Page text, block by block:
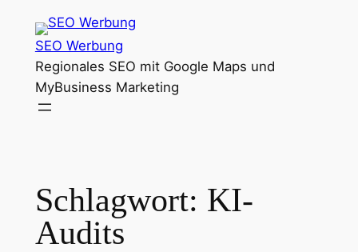
Inhalt
springen
SEO Werbung
Regionales SEO mit Google Maps und
MyBusiness Marketing
Schlagwort: KI-
Audits